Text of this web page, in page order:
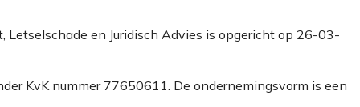
Letselschade en Juridisch Advies is opgericht op 26-03-
KvK nummer 77650611. De ondernemingsvorm is een